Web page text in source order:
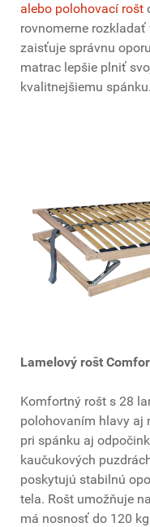
alebo polohovací rošt
rovnomerne
zaisťuje správnu
matrac lepšie plniť
kvalitnejšiemu spánku.
Lamelový rošt
Komfortný rošt s 28
polohovaním hlavy aj
pri spánku aj
kaučukových
poskytujú stabilnú
tela. Rošt umožňuje
má nosnosť do 120